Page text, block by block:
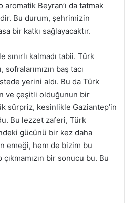
Beyran’ı da tatmak
Bu durum, şehrimizin
bir katkı sağlayacaktır.
sınırlı kalmadı tabii. Türk
sofralarımızın baş tacı
yerini aldı. Bu da Türk
ve çeşitli olduğunun bir
sürpriz, kesinlikle Gaziantep’in
Bu lezzet zaferi, Türk
gücünü bir kez daha
emeği, hem de bizim bu
bir sonucu bu. Bu